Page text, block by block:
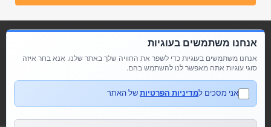
אנחנו משתמשים בעוגיות
אנחנו משתמשים בעוגיות כדי לשפר את החוויה שלך באתר שלנו. אנא בחר איזה
סוגי עוגיות אתה מאפשר לנו להשתמש בהם.
אני מסכים למדיניות הפרטיותשל האתר